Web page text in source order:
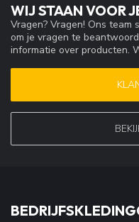
WIJ STAAN VOOR
Vragen? Vragen! Ons
om je vragen te
informatie over producten.